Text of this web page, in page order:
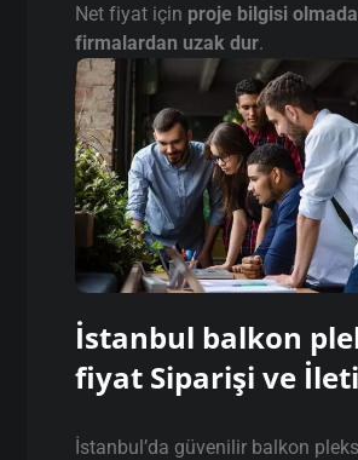
Net fiyat için proje bilgisi
firmalardan uzak dur.
İstanbul balkon
fiyat Siparişi ve
İstanbul’da güvenilir balkon